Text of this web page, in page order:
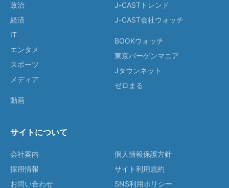
政治
経済
IT
エンタメ
スポーツ
メディア
動画
J-CASTトレンド
J-CAST会社ウォッチ
BOOKウォッチ
東京バーゲンマニア
Jタウンネット
ゼロまる
サイトについて
会社案内
採用情報
お問い合わせ
個人情報保護方針
サイト利用規約
SNS利用ポリシー